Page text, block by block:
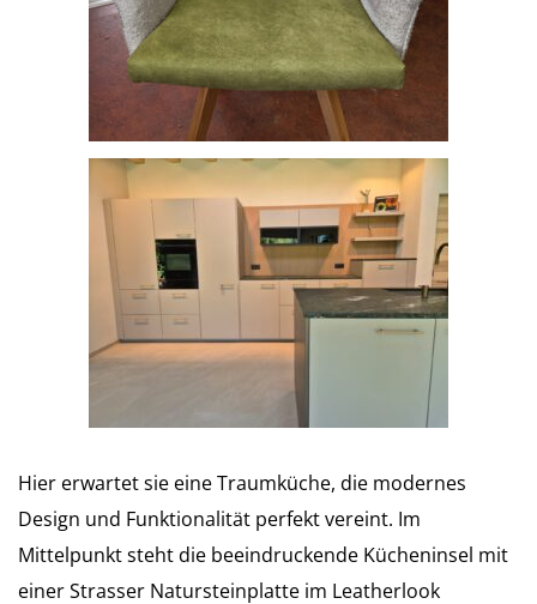
Hier erwartet sie eine Traumküche, die modernes
Design und Funktionalität perfekt vereint. Im
Mittelpunkt steht die beeindruckende Kücheninsel mit
einer Strasser Natursteinplatte im Leatherlook